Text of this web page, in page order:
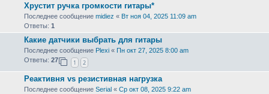
Хрустит ручка громкости гитары*
Последнее сообщение midiez « Вт ноя 04, 2025 11:09 am
Ответы: 1
Какие датчики выбрать для гитары
Последнее сообщение Plexi « Пн окт 27, 2025 8:00 am
Ответы: 27 1 2
Реактивня vs резистивная нагрузка
Последнее сообщение Serial « Ср окт 08, 2025 9:22 am